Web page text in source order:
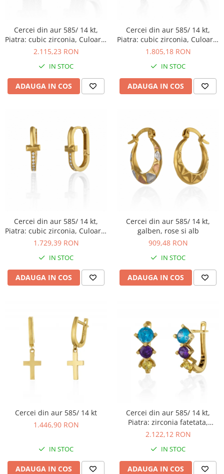
Cercei din aur 585/ 14 kt,
Piatra: cubic zirconia, Culoare:
transparenta
2.115,23 RON
IN STOC
ADAUGA IN COS
Cercei din aur 585/ 14 kt,
Piatra: cubic zirconia, Culoare:
transparenta
1.805,18 RON
IN STOC
ADAUGA IN COS
Cercei din aur 585/ 14 kt,
Piatra: cubic zirconia, Culoare:
transparenta
1.729,39 RON
IN STOC
ADAUGA IN COS
Cercei din aur 585/ 14 kt,
galben, rose si alb
909,48 RON
IN STOC
ADAUGA IN COS
Cercei din aur 585/ 14 kt
1.446,90 RON
IN STOC
ADAUGA IN COS
Cercei din aur 585/ 14 kt,
Piatra: zirconia fatetata,
Culoare: multicolor
2.122,12 RON
IN STOC
ADAUGA IN COS